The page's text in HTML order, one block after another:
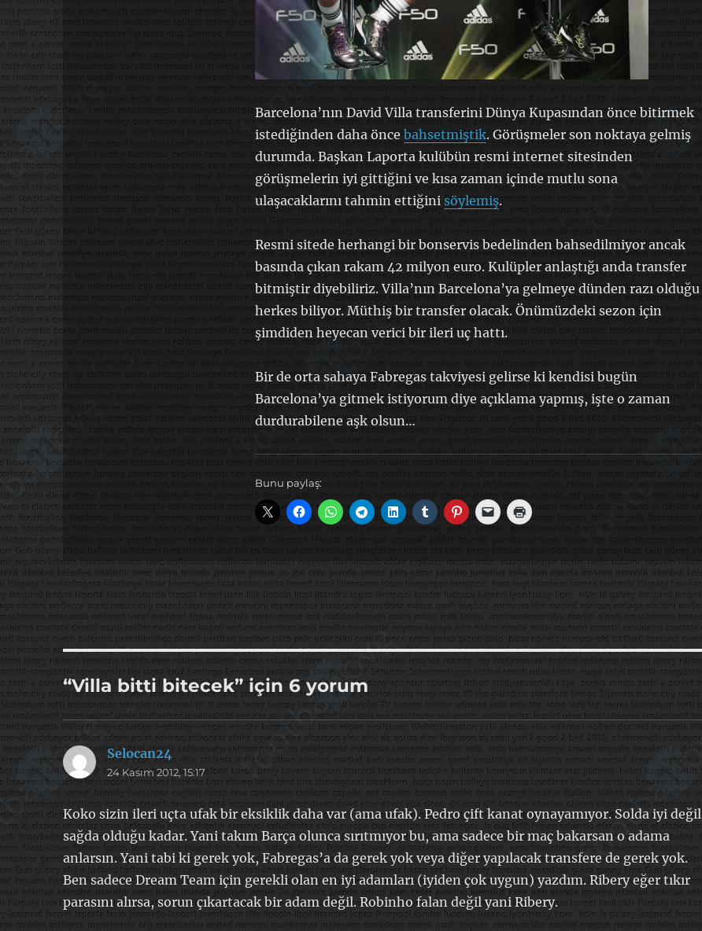
Barcelona’nın David Villa transferini Dünya Kupasından önce bitirmek
istediğinden daha önce bahsetmiştik. Görüşmeler son noktaya gelmiş
durumda. Başkan Laporta kulübün resmi internet sitesinden
görüşmelerin iyi gittiğini ve kısa zaman içinde mutlu sona
ulaşacaklarını tahmin ettiğini söylemiş.
Resmi sitede herhangi bir bonservis bedelinden bahsedilmiyor ancak
basında çıkan rakam 42 milyon euro. Kulüpler anlaştığı anda transfer
bitmiştir diyebiliriz. Villa’nın Barcelona’ya gelmeye dünden razı olduğu
herkes biliyor. Müthiş bir transfer olacak. Önümüzdeki sezon için
şimdiden heyecan verici bir ileri uç hattı.
Bir de orta sahaya Fabregas takviyesi gelirse ki kendisi bugün
Barcelona’ya gitmek istiyorum diye açıklama yapmış, işte o zaman
durdurabilene aşk olsun…
Bunu paylaş:
“Villa bitti bitecek” için 6 yorum
Selocan24 dedi
ki:
24 Kasım 2012, 15:17
Koko sizin ileri uçta ufak bir eksiklik daha var (ama ufak). Pedro çift kanat oynayamıyor. Solda iyi değil
sağda olduğu kadar. Yani takım Barça olunca sırıtmıyor bu, ama sadece bir maç bakarsan o adama
anlarsın. Yani tabi ki gerek yok, Fabregas’a da gerek yok veya diğer yapılacak transfere de gerek yok.
Ben sadece Dream Team için gerekli olan en iyi adamları (iyiden çok uygun) yazdım. Ribery eğer tıkır
parasını alırsa, sorun çıkartacak bir adam değil. Robinho falan değil yani Ribery.